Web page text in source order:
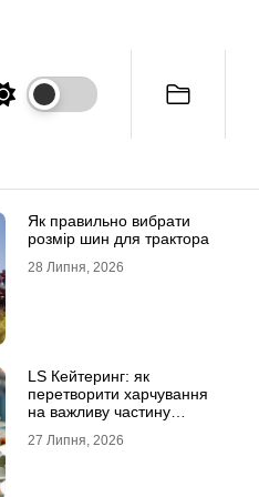
Як правильно вибрати
розмір шин для трактора
28 Липня, 2026
LS Кейтеринг: як
перетворити харчування
на важливу частину
27 Липня, 2026